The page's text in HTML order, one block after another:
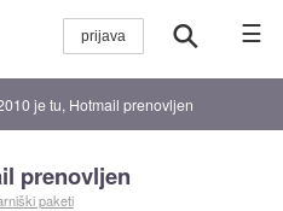
☰
je tu, Hotmail prenovljen
prenovljen
paketi